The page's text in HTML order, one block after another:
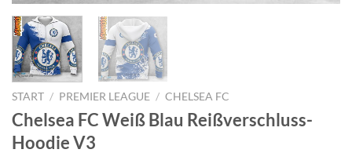
START / PREMIER LEAGUE / CHELSEA FC
Chelsea FC Weiß Blau Reißverschluss-
Hoodie V3